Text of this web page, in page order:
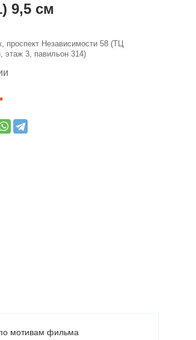
9,5 см
проспект Независимости 58 (ТЦ
этаж 3, павильон 314)
мотивам фильма